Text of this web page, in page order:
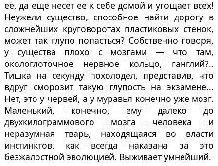
ее, да еще несет ее к себе домой и угощает всех!
Неужели существо, способное найти дорогу в
сложнейших круговоротах пластиковых стенок,
может так глупо попасться? Собственно говоря,
у существа плохо с мозгами — что там,
окологлоточное нервное кольцо, ганглий?..
Тишка на секунду похолодел, представив, что
вдруг сморозит такую глупость на экзамене...
Нет, это у червей, а у муравья конечно уже мозг.
Маленький, конечно, ему далеко до
двухкилограммового мозга человека и
неразумная тварь, находящаяся во власти
инстинктов, как всегда наказана за это
безжалостной эволюцией. Выживает умнейший.